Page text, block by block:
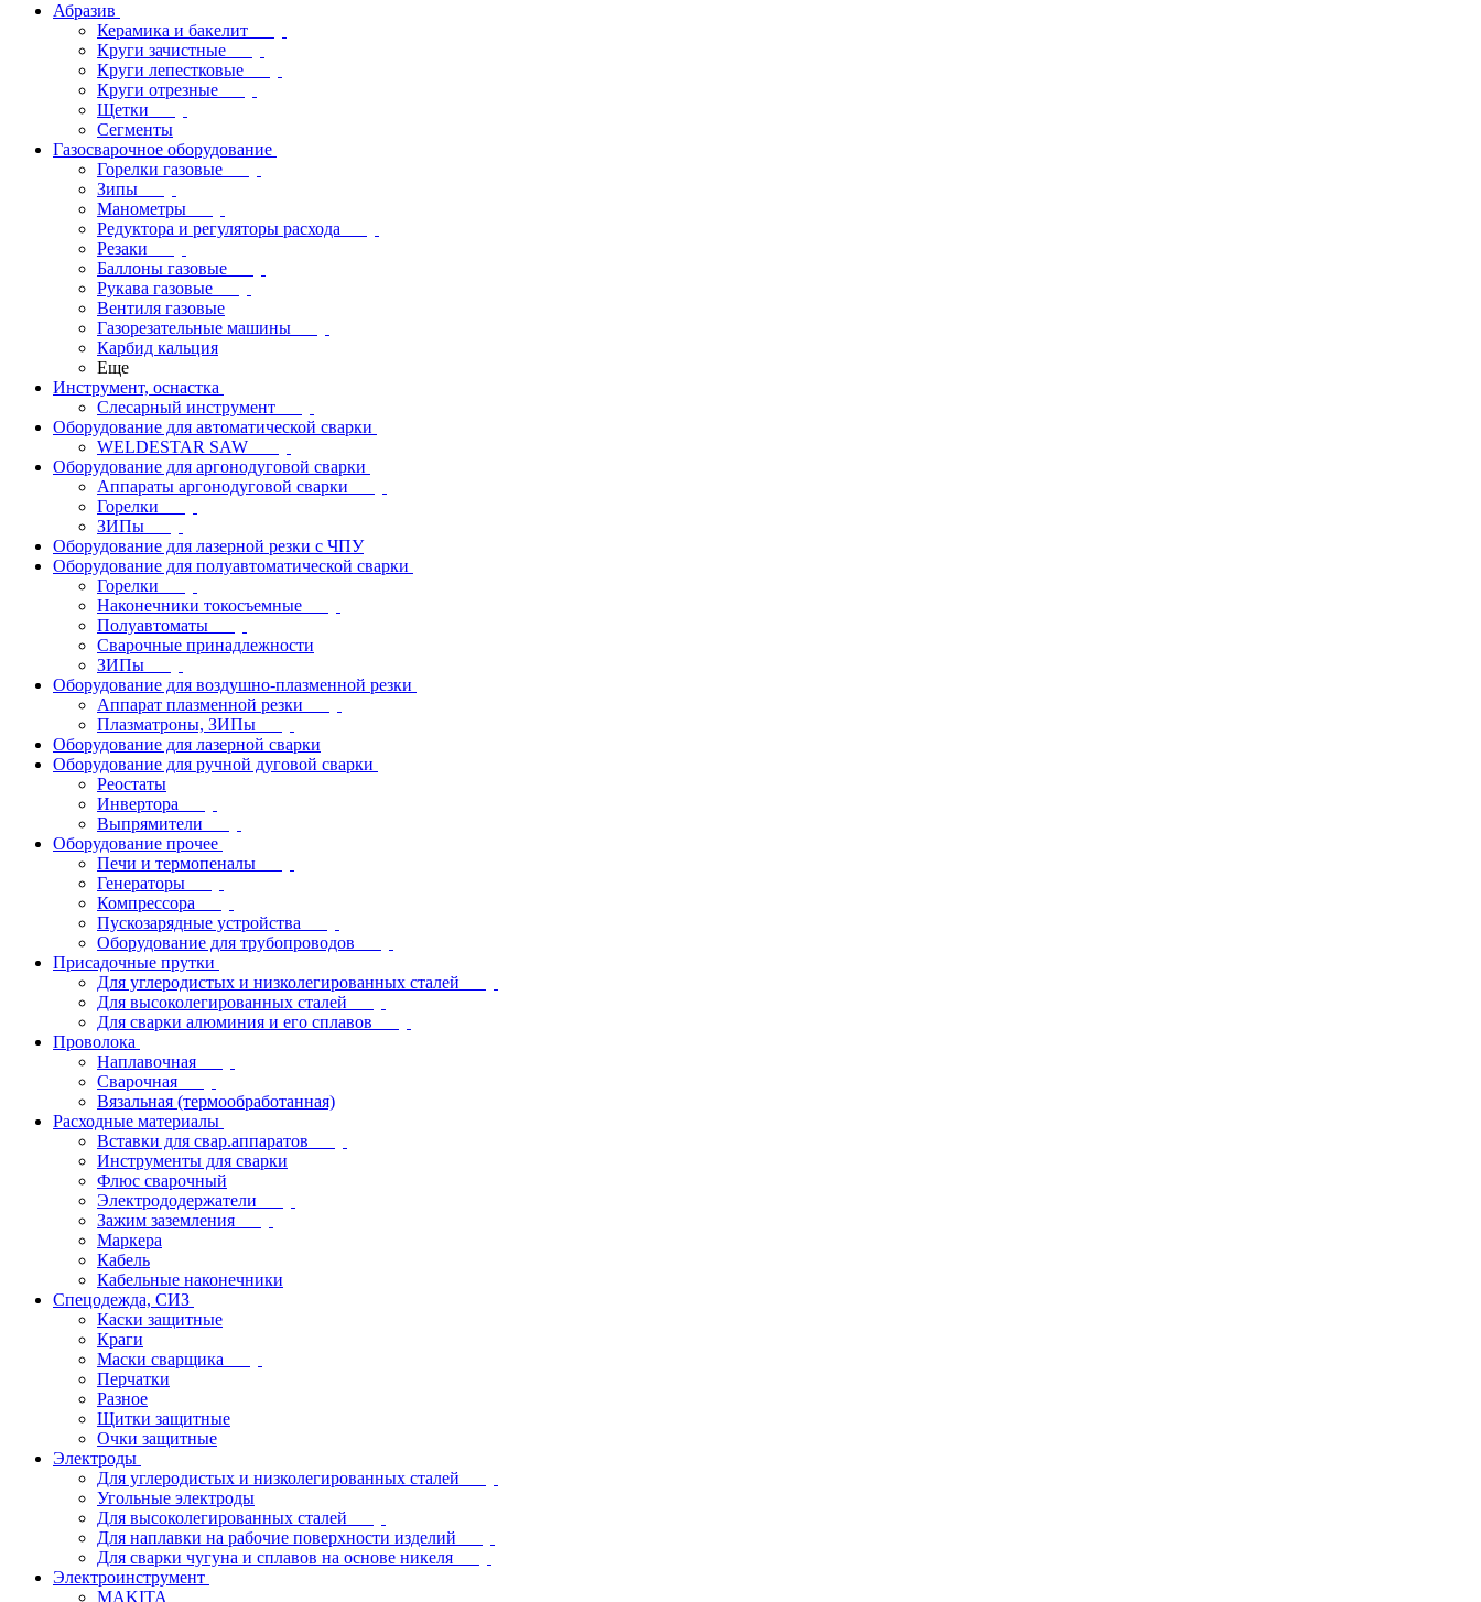
Абразив
Керамика и бакелит
Круги зачистные
Круги лепестковые
Круги отрезные
Щетки
Сегменты
Газосварочное оборудование
Горелки газовые
Зипы
Манометры
Редуктора и регуляторы расхода
Резаки
Баллоны газовые
Рукава газовые
Вентиля газовые
Газорезательные машины
Карбид кальция
Еще
Инструмент, оснастка
Слесарный инструмент
Оборудование для автоматической сварки
WELDESTAR SAW
Оборудование для аргонодуговой сварки
Аппараты аргонодуговой сварки
Горелки
ЗИПы
Оборудование для лазерной резки с ЧПУ
Оборудование для полуавтоматической сварки
Горелки
Наконечники токосъемные
Полуавтоматы
Сварочные принадлежности
ЗИПы
Оборудование для воздушно-плазменной резки
Аппарат плазменной резки
Плазматроны, ЗИПы
Оборудование для лазерной сварки
Оборудование для ручной дуговой сварки
Реостаты
Инвертора
Выпрямители
Оборудование прочее
Печи и термопеналы
Генераторы
Компрессора
Пускозарядные устройства
Оборудование для трубопроводов
Присадочные прутки
Для углеродистых и низколегированных сталей
Для высоколегированных сталей
Для сварки алюминия и его сплавов
Проволока
Наплавочная
Сварочная
Вязальная (термообработанная)
Расходные материалы
Вставки для свар.аппаратов
Инструменты для сварки
Флюс сварочный
Электрододержатели
Зажим заземления
Маркера
Кабель
Кабельные наконечники
Спецодежда, СИЗ
Каски защитные
Краги
Маски сварщика
Перчатки
Разное
Щитки защитные
Очки защитные
Электроды
Для углеродистых и низколегированных сталей
Угольные электроды
Для высоколегированных сталей
Для наплавки на рабочие поверхности изделий
Для сварки чугуна и сплавов на основе никеля
Электроинструмент
МAKITA